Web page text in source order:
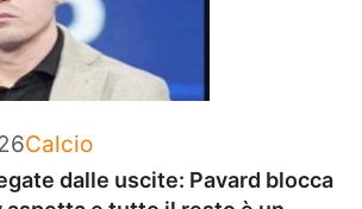
Categorie
Calcio
dalle uscite: Pavard blocca